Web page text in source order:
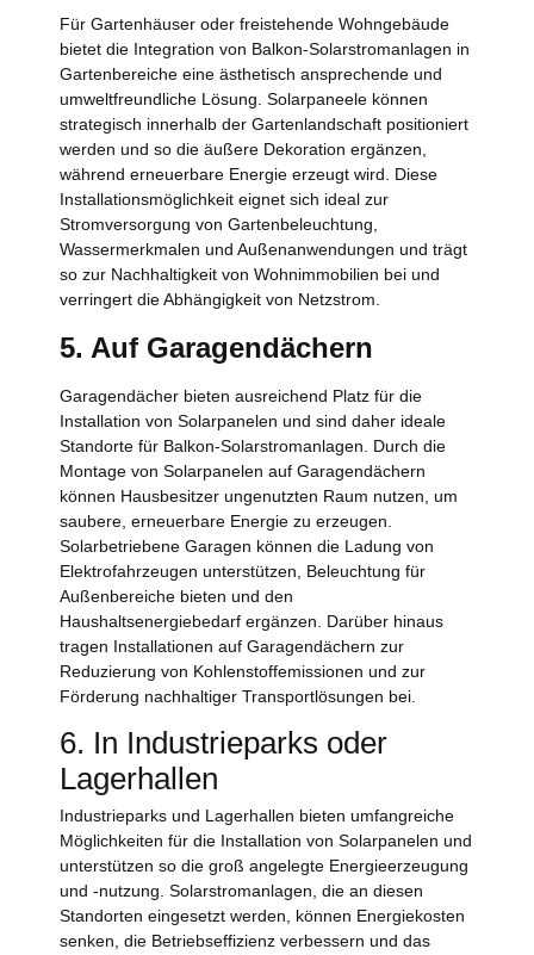
Für Gartenhäuser oder freistehende Wohngebäude
bietet die Integration von Balkon-Solarstromanlagen in
Gartenbereiche eine ästhetisch ansprechende und
umweltfreundliche Lösung. Solarpaneele können
strategisch innerhalb der Gartenlandschaft positioniert
werden und so die äußere Dekoration ergänzen,
während erneuerbare Energie erzeugt wird. Diese
Installationsmöglichkeit eignet sich ideal zur
Stromversorgung von Gartenbeleuchtung,
Wassermerkmalen und Außenanwendungen und trägt
so zur Nachhaltigkeit von Wohnimmobilien bei und
verringert die Abhängigkeit von Netzstrom.
5. Auf Garagendächern
Garagendächer bieten ausreichend Platz für die
Installation von Solarpanelen und sind daher ideale
Standorte für Balkon-Solarstromanlagen. Durch die
Montage von Solarpanelen auf Garagendächern
können Hausbesitzer ungenutzten Raum nutzen, um
saubere, erneuerbare Energie zu erzeugen.
Solarbetriebene Garagen können die Ladung von
Elektrofahrzeugen unterstützen, Beleuchtung für
Außenbereiche bieten und den
Haushaltsenergiebedarf ergänzen. Darüber hinaus
tragen Installationen auf Garagendächern zur
Reduzierung von Kohlenstoffemissionen und zur
Förderung nachhaltiger Transportlösungen bei.
6. In Industrieparks oder
Lagerhallen
Industrieparks und Lagerhallen bieten umfangreiche
Möglichkeiten für die Installation von Solarpanelen und
unterstützen so die groß angelegte Energieerzeugung
und -nutzung. Solarstromanlagen, die an diesen
Standorten eingesetzt werden, können Energiekosten
senken, die Betriebseffizienz verbessern und das